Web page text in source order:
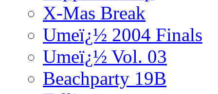
X-Mas Break
Umeï¿½ 2004 Finals
Umeï¿½ Vol. 03
Beachparty 19B